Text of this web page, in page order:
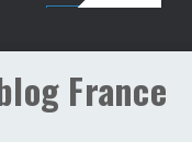
France